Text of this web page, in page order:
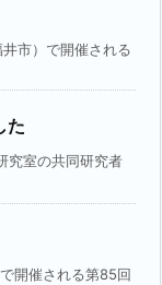
市）で開催される
た
究室の共同研究者
開催される第85回